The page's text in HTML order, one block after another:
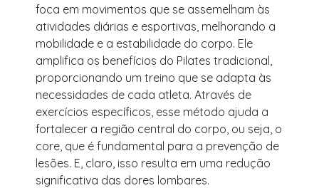
foca em movimentos que se assemelham às
atividades diárias e esportivas, melhorando a
mobilidade e a estabilidade do corpo. Ele
amplifica os benefícios do Pilates tradicional,
proporcionando um treino que se adapta às
necessidades de cada atleta. Através de
exercícios específicos, esse método ajuda a
fortalecer a região central do corpo, ou seja, o
core, que é fundamental para a prevenção de
lesões. E, claro, isso resulta em uma redução
significativa das dores lombares.